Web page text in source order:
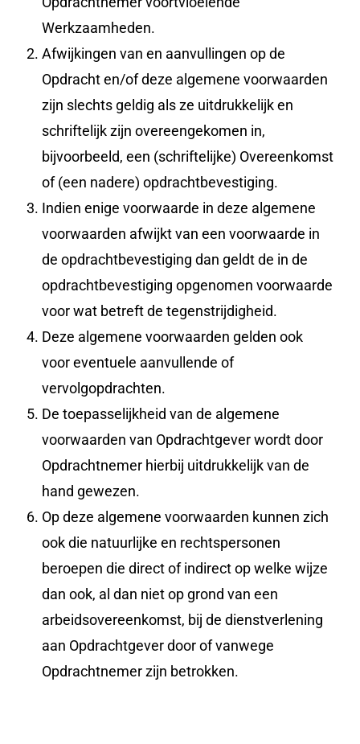
Werkzaamheden.
Afwijkingen van en aanvullingen op de
Opdracht en/of deze algemene voorwaarden
zijn slechts geldig als ze uitdrukkelijk en
schriftelijk zijn overeengekomen in,
bijvoorbeeld, een (schriftelijke) Overeenkomst
of (een nadere) opdrachtbevestiging.
Indien enige voorwaarde in deze algemene
voorwaarden afwijkt van een voorwaarde in
de opdrachtbevestiging dan geldt de in de
opdrachtbevestiging opgenomen voorwaarde
voor wat betreft de tegenstrijdigheid.
Deze algemene voorwaarden gelden ook
voor eventuele aanvullende of
vervolgopdrachten.
De toepasselijkheid van de algemene
voorwaarden van Opdrachtgever wordt door
Opdrachtnemer hierbij uitdrukkelijk van de
hand gewezen.
Op deze algemene voorwaarden kunnen zich
ook die natuurlijke en rechtspersonen
beroepen die direct of indirect op welke wijze
dan ook, al dan niet op grond van een
arbeidsovereenkomst, bij de dienstverlening
aan Opdrachtgever door of vanwege
Opdrachtnemer zijn betrokken.